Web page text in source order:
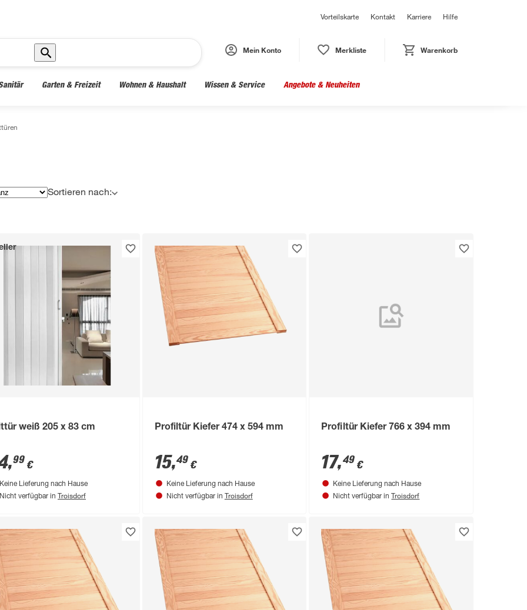
Vorteilskarte Kontakt Karriere Hilfe
Mein Konto Merkliste Warenkorb
Garten & Freizeit Wohnen & Haushalt Wissen & Service Angebote & Neuheiten
Sortieren nach:
weiß 205 x 83 cm
,99 €
Keine Lieferung nach Hause
Nicht verfügbar in Troisdorf
Profiltür Kiefer 474 x 594 mm
15,49€
Keine Lieferung nach Hause
Nicht verfügbar in Troisdorf
Profiltür Kiefer 766 x 394 mm
17,49 €
Keine Lieferung nach Hause
Nicht verfügbar in Troisdorf